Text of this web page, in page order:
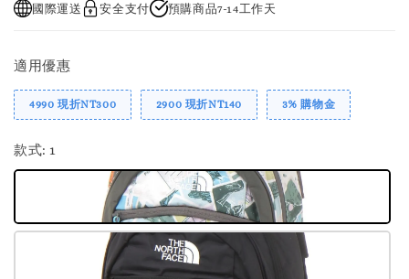
國際運送 安全支付 預購商品7-14工作天
適用優惠
4990 現折NT300 2900 現折NT140 3% 購物金
款式: 1